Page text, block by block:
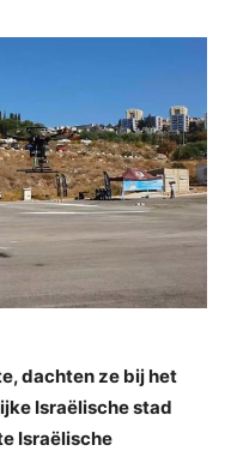
dachten ze bij het
Israëlische stad
Israëlische